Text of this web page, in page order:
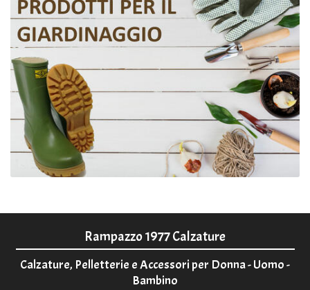
Rampazzo 1977 Calzature
Calzature, Pelletterie e Accessori per Donna - Uomo -
Bambino